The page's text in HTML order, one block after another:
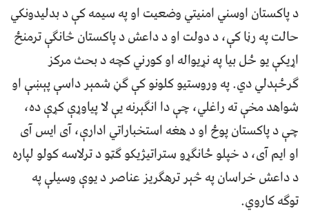
د پاکستان اوسني امنیتي وضعیت او په سیمه کې د بدلیدونکي
حالت په رڼا کې، د دولت او د داعش د پاکستان څانګې ترمنځ
اړیکې یو ځل بیا په نړیواله او کورني کچه د بحث مرکز
ګرځېدلي دي. په وروستیو کلونو کې ګڼ شمېر داسې پېښې او
شواهد مخې ته راغلي، چې دا انګېرنه یې لا پیاوړې کړې ده،
چې د پاکستان پوځ او د هغه استخباراتي ادارې، آی ایس آی
او ایم آی، د خپلو ځانګړو ستراتیژیکو ګټو د ترلاسه کولو لپاره
د داعش خراسان په څېر ترهګریز عناصر د یوې وسیلې په
توګه کاروي.